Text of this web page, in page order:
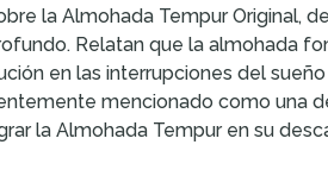
la Almohada Tempur Original,
Relatan que la almohada
en las interrupciones del
mencionado como una
la Almohada Tempur en su